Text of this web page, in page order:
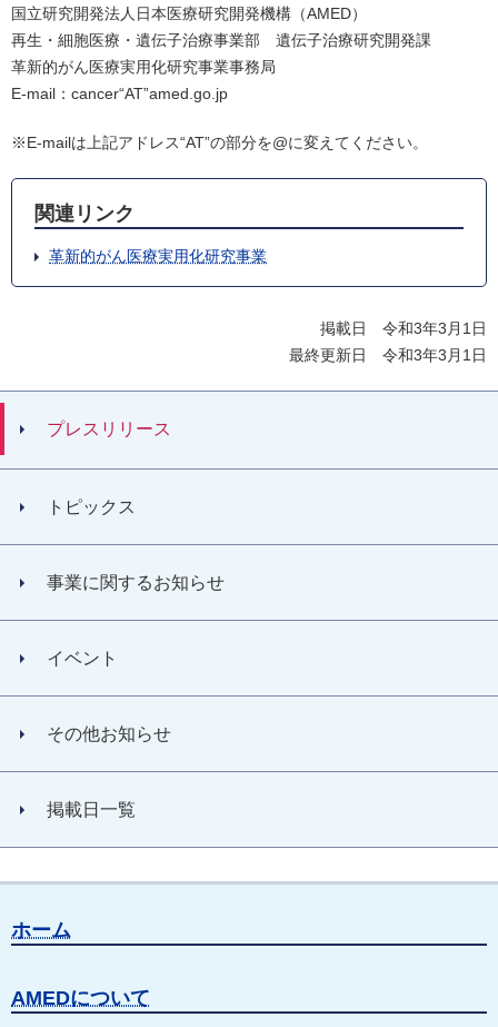
国立研究開発法人日本医療研究開発機構（AMED）
再生・細胞医療・遺伝子治療事業部 遺伝子治療研究開発課
革新的がん医療実用化研究事業事務局
E-mail：cancer“AT”amed.go.jp
※E-mailは上記アドレス“AT”の部分を@に変えてください。
関連リンク
革新的がん医療実用化研究事業
掲載日 令和3年3月1日
最終更新日 令和3年3月1日
プレスリリース
トピックス
事業に関するお知らせ
イベント
その他お知らせ
掲載日一覧
ホーム
AMEDについて